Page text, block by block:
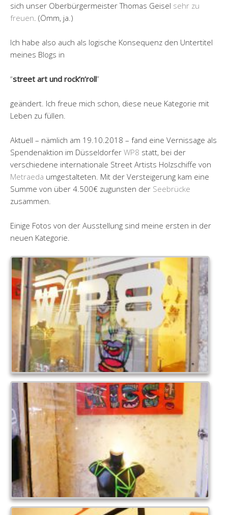
sich unser Oberbürgermeister Thomas Geisel sehr zu
freuen. (Ömm, ja.)
Ich habe also auch als logische Konsequenz den Untertitel
meines Blogs in
“street art und rock’n’roll”
geändert. Ich freue mich schon, diese neue Kategorie mit
Leben zu füllen.
Aktuell – nämlich am 19.10.2018 – fand eine Vernissage als
Spendenaktion im Düsseldorfer WP8 statt, bei der
verschiedene internationale Street Artists Holzschiffe von
Metraeda umgestalteten. Mit der Versteigerung kam eine
Summe von über 4.500€ zugunsten der Seebrücke
zusammen.
Einige Fotos von der Ausstellung sind meine ersten in der
neuen Kategorie.